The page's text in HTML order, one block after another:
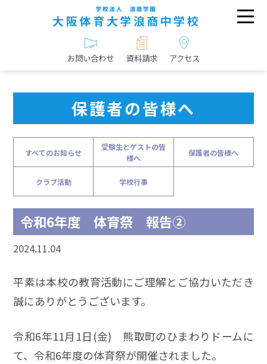
お問い合わせ 資料請求 アクセス
保護者の皆様へ
すべてのお知らせ
受験生とゲストの皆
様へ
保護者の皆様へ
クラブ活動 学校行事
令和6年度 体育祭 報告②
2024.11.04
平素は本校の教育活動にご理解とご協力いただき
誠にありがとうございます。
令和6年11月1日(金) 熊取町のひまわりドームに
て、令和6年度の体育祭が開催されました。